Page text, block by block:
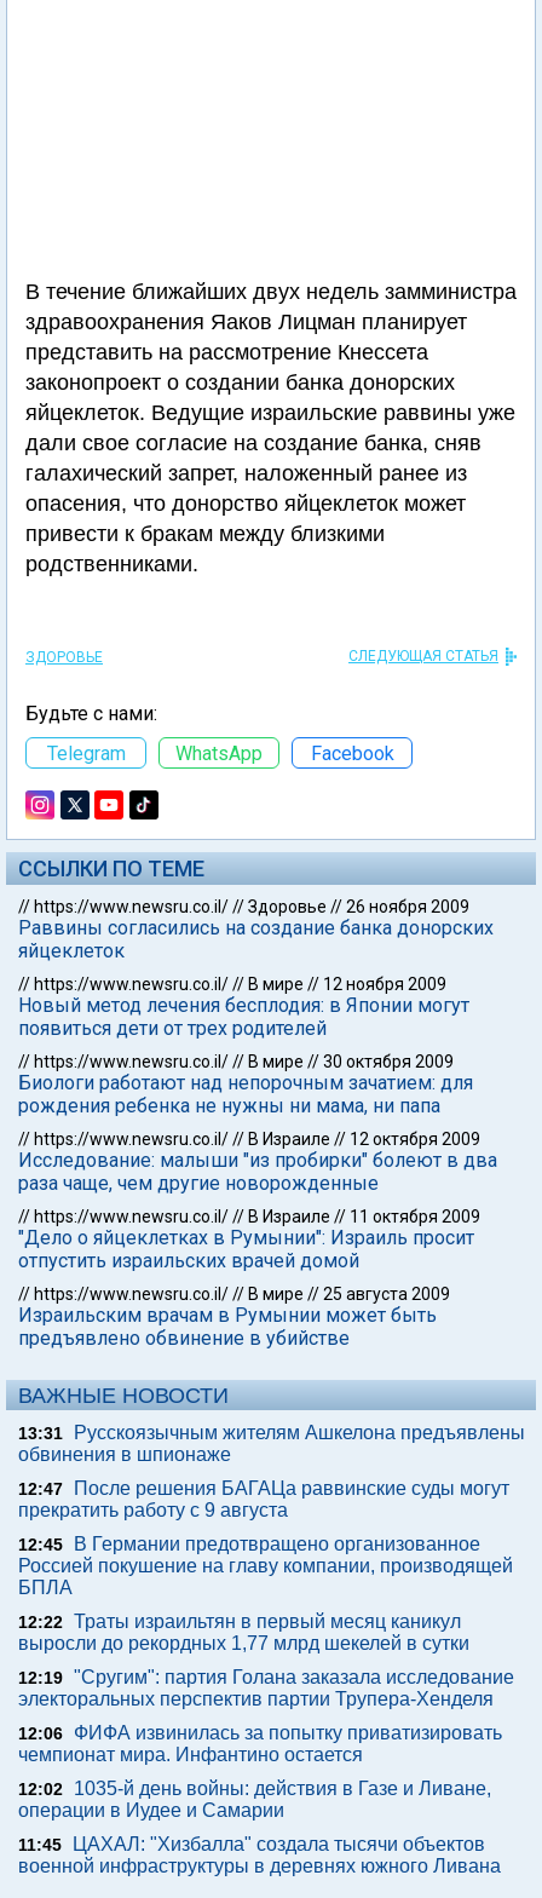
В течение ближайших двух недель замминистра
здравоохранения Яаков Лицман планирует
представить на рассмотрение Кнессета
законопроект о создании банка донорских
яйцеклеток. Ведущие израильские раввины уже
дали свое согласие на создание банка, сняв
галахический запрет, наложенный ранее из
опасения, что донорство яйцеклеток может
привести к бракам между близкими
родственниками.
ЗДОРОВЬЕ СЛЕДУЮЩАЯ СТАТЬЯ
Будьте с нами:
Telegram
WhatsApp Facebook
ССЫЛКИ ПО ТЕМЕ
// https://www.newsru.co.il///Здоровье //26 ноября 2009
Раввины согласились на создание банка донорских
яйцеклеток
// https://www.newsru.co.il/// В мире // 12 ноября 2009
Новый метод лечения бесплодия: в Японии могут
появиться дети от трех родителей
// https://www.newsru.co.il/// В мире //30 октября 2009
Биологи работают над непорочным зачатием: для
рождения ребенка не нужны ни мама, ни папа
// https://www.newsru.co.il/// В Израиле // 12 октября 2009
Исследование: малыши "из пробирки" болеют в два
раза чаще, чем другие новорожденные
// https://www.newsru.co.il/// В Израиле // 11 октября 2009
"Дело о яйцеклетках в Румынии": Израиль просит
отпустить израильских врачей домой
// https://www.newsru.co.il/// В мире //25 августа 2009
Израильским врачам в Румынии может быть
предъявлено обвинение в убийстве
ВАЖНЫЕ НОВОСТИ
13:31
Русскоязычным жителям Ашкелона предъявлены
обвинения в шпионаже
12:47
После решения БАГАЦа раввинские суды могут
прекратить работу с 9 августа
12:45
В Германии предотвращено организованное
Россией покушение на главу компании, производящей
БПЛА
12:22 Траты израильтян в первый месяц каникул
выросли до рекордных 1,77 млрд шекелей в сутки
12:19 "Сругим": партия Голана заказала исследование
электоральных перспектив партии Трупера-Хенделя
12:06
ФИФА извинилась за попытку приватизировать
чемпионат мира. Инфантино остается
12:02
1035-й день войны: действия в Газе и Ливане,
операции в Иудее и Самарии
11:45
ЦАХАЛ: "Хизбалла" создала тысячи объектов
военной инфраструктуры в деревнях южного Ливана